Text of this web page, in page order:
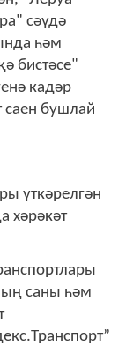
сәүдә
һәм
бистәсе"
кадәр
саен бушлай
үткәрелгән
хәрәкәт
саны һәм